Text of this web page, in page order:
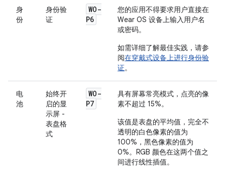
身
份
身份验
证
WO-
P6
您的应用不得要求用户直接在
Wear OS 设备上输入用户名
或密码。
如需详细了解最佳实践，请参
阅在穿戴式设备上进行身份验
证。
电
池
始终开
启的显
示屏 -
表盘格
式
WO-
P7
具有屏幕常亮模式，点亮的像
素不超过 15%。
该值是表盘的平均值，完全不
透明的白色像素的值为
100%，黑色像素的值为
0%。RGB 颜色在这两个值之
间进行线性插值。